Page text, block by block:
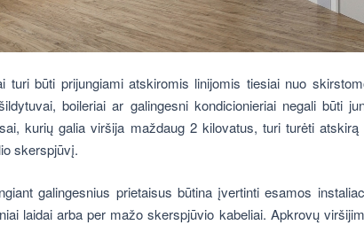
turi būti prijungiami atskiromis linijomis tiesiai nuo
boileriai ar galingesni kondicionieriai negali būti
kurių galia viršija maždaug 2 kilovatus, turi turėti atskirą
skerspjūvį.
galingesnius prietaisus būtina įvertinti esamos
laidai arba per mažo skerspjūvio kabeliai. Apkrovų